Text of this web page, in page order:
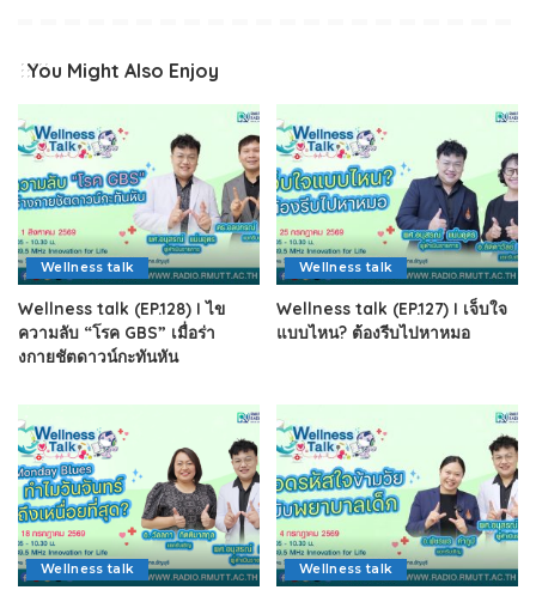
You Might Also Enjoy
Wellness talk
Wellness talk (EP.128) I ไข
ความลับ “โรค GBS” เมื่อร่า
งกายชัตดาวน์กะทันหัน
Wellness talk
Wellness talk (EP.127) I เจ็บใจ
แบบไหน? ต้องรีบไปหาหมอ
Wellness talk Wellness talk